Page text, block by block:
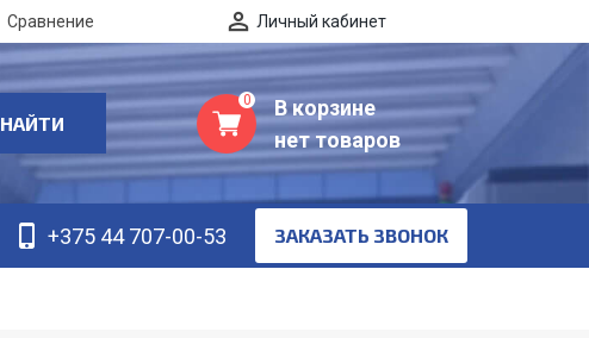
Сравнение Личный кабинет
НАЙТИ
0
В корзине
нет товаров
+375 44 707-00-53 ЗАКАЗАТЬ ЗВОНОК